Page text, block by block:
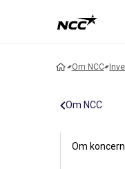
Om NCC
Om NCC
Om